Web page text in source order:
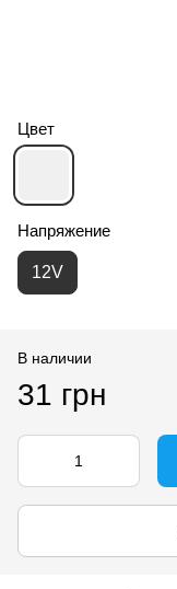
Цвет
Напряжение
12V
В наличии
31 грн